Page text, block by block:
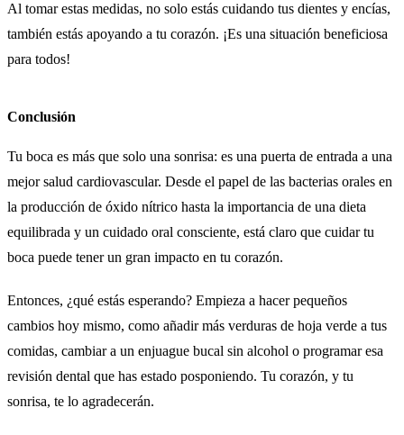
Al tomar estas medidas, no solo estás cuidando tus dientes y encías,
también estás apoyando a tu corazón. ¡Es una situación beneficiosa
para todos!
Conclusión
Tu boca es más que solo una sonrisa: es una puerta de entrada a una
mejor salud cardiovascular. Desde el papel de las bacterias orales en
la producción de óxido nítrico hasta la importancia de una dieta
equilibrada y un cuidado oral consciente, está claro que cuidar tu
boca puede tener un gran impacto en tu corazón.
Entonces, ¿qué estás esperando? Empieza a hacer pequeños
cambios hoy mismo, como añadir más verduras de hoja verde a tus
comidas, cambiar a un enjuague bucal sin alcohol o programar esa
revisión dental que has estado posponiendo. Tu corazón, y tu
sonrisa, te lo agradecerán.